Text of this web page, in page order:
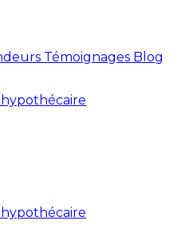
Témoignages Blog